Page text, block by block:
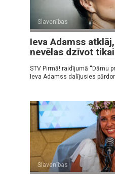
Slavenības
Ieva Adamss
nevēlas dzīvot
STV Pirmā! raidījumā “Dāmu
Ieva Adamss dalījusies
Slavenības